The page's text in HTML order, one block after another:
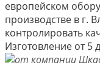
европейском
производстве в г.
контролировать
Изготовление от 5